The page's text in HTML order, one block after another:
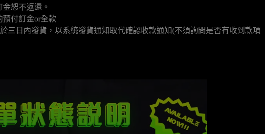
恕不返還。
付訂金or全款
三日內發貨，以系統發貨通知取代確認收款通知(不須詢問是否有收到款項